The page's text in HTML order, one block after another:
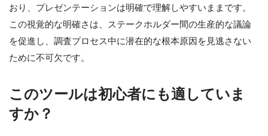
おり、プレゼンテーションは明確で理解しやすいままです。
この視覚的な明確さは、ステークホルダー間の生産的な議論
を促進し、調査プロセス中に潜在的な根本原因を見逃さない
ために不可欠です。
このツールは初心者にも適していま
すか？